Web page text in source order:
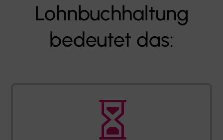
Lohnbuchhaltung
bedeutet das:
